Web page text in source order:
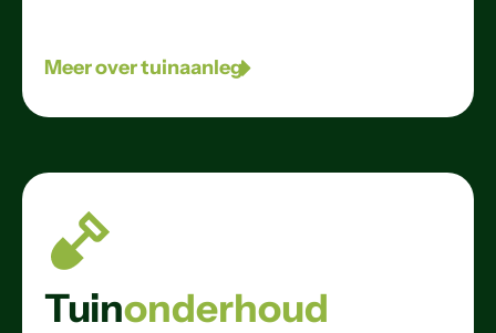
Meer over tuinaanleg
Tuinonderhoud